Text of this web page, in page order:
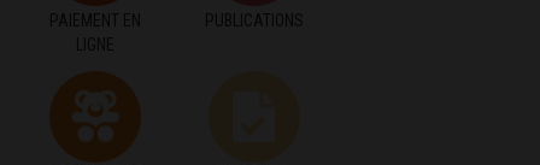
PAIEMENT EN
LIGNE
PUBLICATIONS